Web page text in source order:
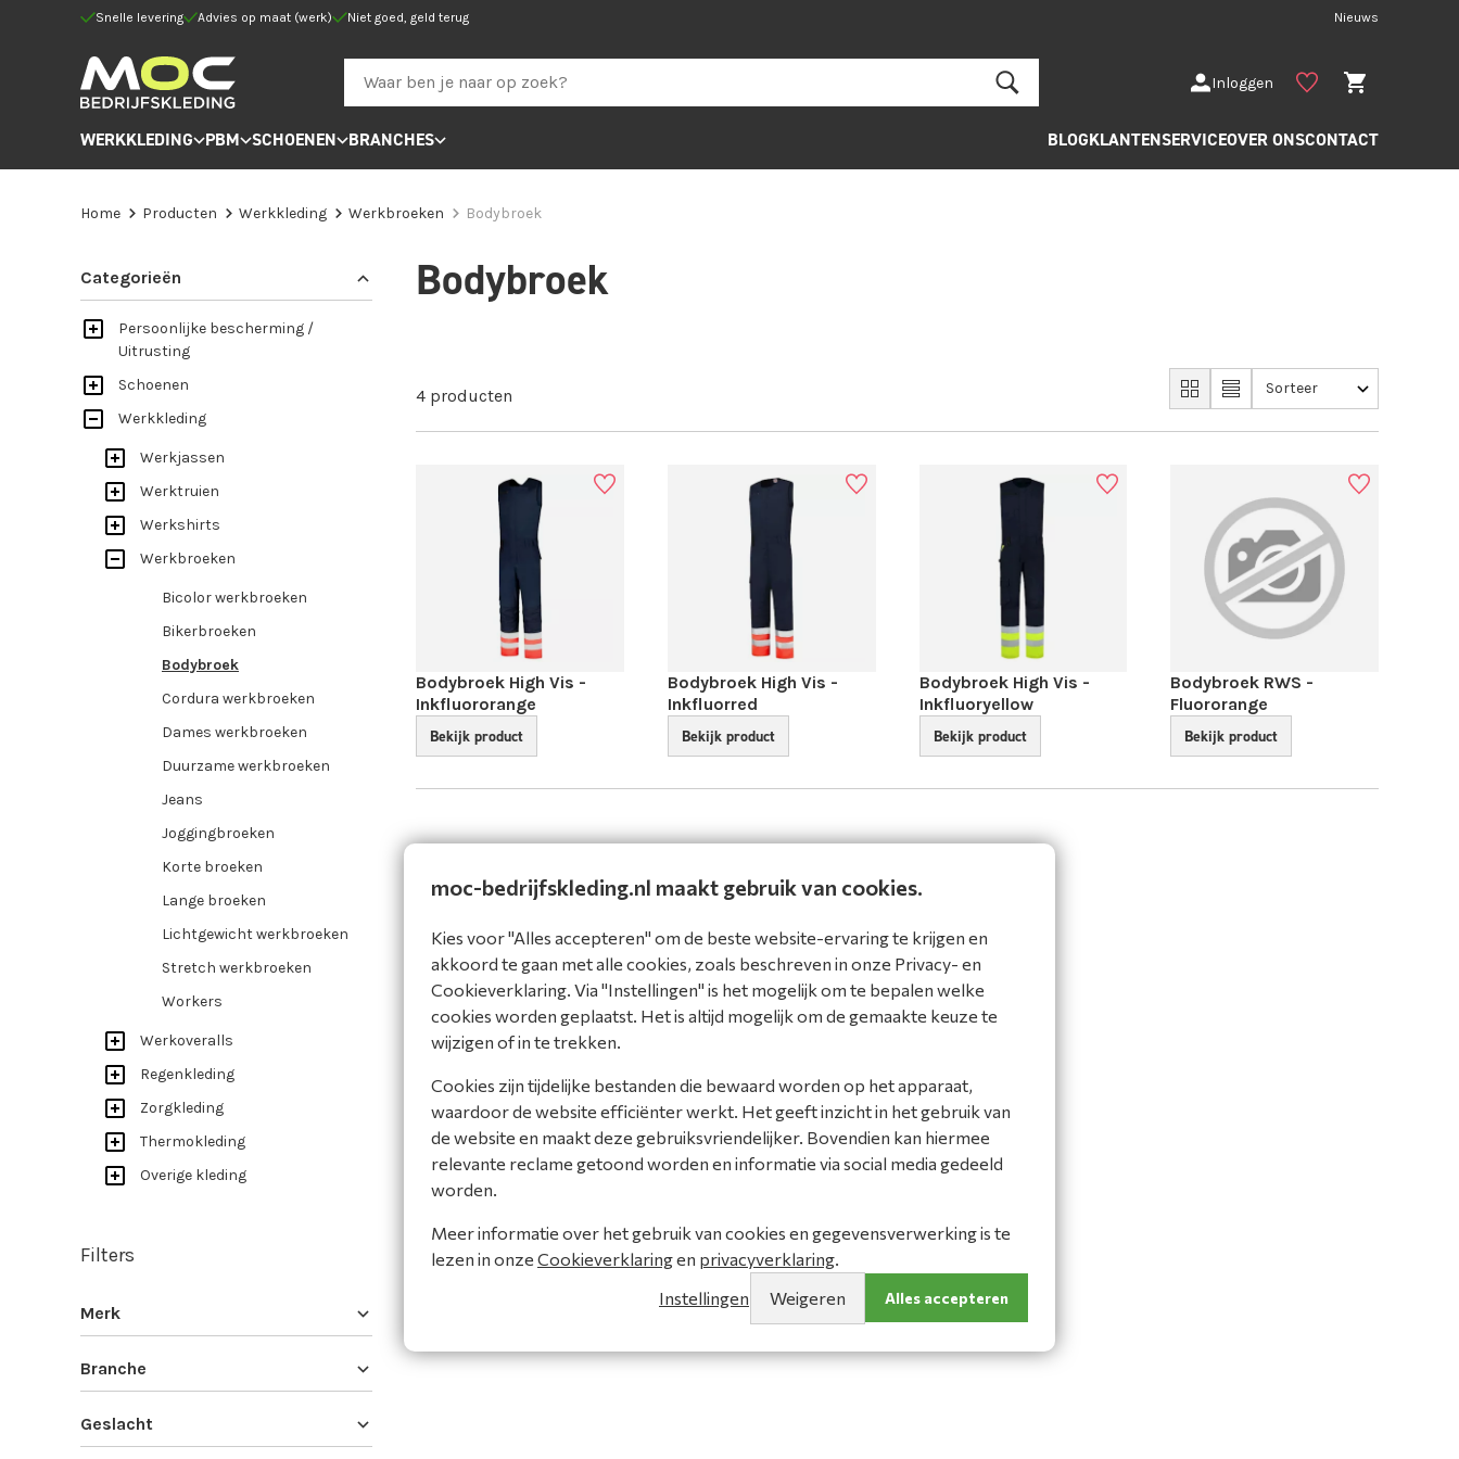
Snelle levering Advies op maat (werk) Niet goed, geld terug Nieuws
Inloggen
WERKKLEDING PBM SCHOENEN BRANCHES BLOGKLANTENSERVICEOVER ONSCONTACT
Home Producten Werkkleding Werkbroeken Bodybroek
Categorieën
Persoonlijke bescherming /
Uitrusting
Schoenen
Werkkleding
Werkjassen
Werktruien
Werkshirts
Werkbroeken
Bicolor werkbroeken
Bikerbroeken
Bodybroek
Cordura werkbroeken
Dames werkbroeken
Duurzame werkbroeken
Jeans
Joggingbroeken
Korte broeken
Lange broeken
Lichtgewicht werkbroeken
Stretch werkbroeken
Workers
Werkoveralls
Regenkleding
Zorgkleding
Thermokleding
Overige kleding
Filters
Merk
Branche
Geslacht
Bodybroek
4 producten
Bodybroek High Vis -
Inkflu­or­orange
Bekijk product
Bodybroek High Vis -
Inkfluorred
Bekijk product
Bodybroek High Vis -
Inkflu­o­ryellow
Bekijk product
Bodybroek RWS -
Fluororange
Bekijk product
moc-bedrijfskleding.nl maakt gebruik van cookies.
Kies voor "Alles accepteren" om de beste website-ervaring te krijgen en
akkoord te gaan met alle cookies, zoals beschreven in onze Privacy- en
Cookieverklaring. Via "Instellingen" is het mogelijk om te bepalen welke
cookies worden geplaatst. Het is altijd mogelijk om de gemaakte keuze te
wijzigen of in te trekken.
Cookies zijn tijdelijke bestanden die bewaard worden op het apparaat,
waardoor de website efficiënter werkt. Het geeft inzicht in het gebruik van
de website en maakt deze gebruiksvriendelijker. Bovendien kan hiermee
relevante reclame getoond worden en informatie via social media gedeeld
worden.
Meer informatie over het gebruik van cookies en gegevensverwerking is te
lezen in onze Cookieverklaringen privacyverklaring
Instellingen
Weigeren Alles accepteren